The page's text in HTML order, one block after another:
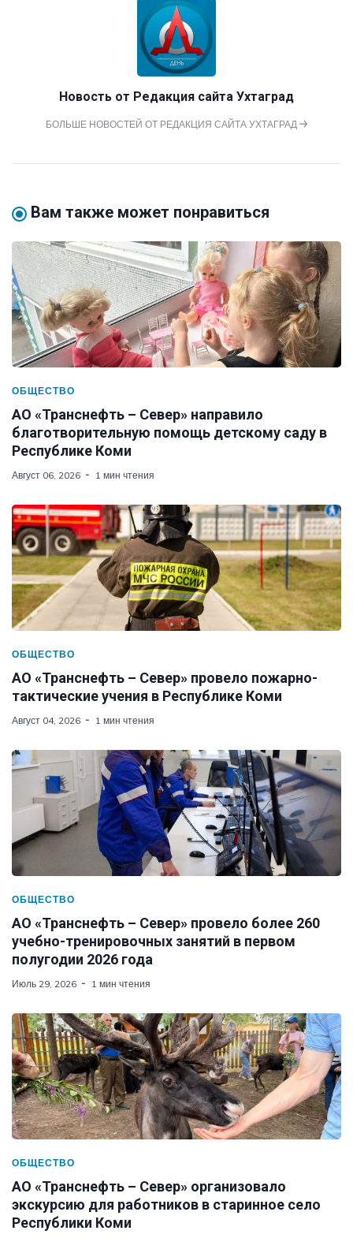
Новость от Редакция сайта Ухтаград
БОЛЬШЕ НОВОСТЕЙ ОТ РЕДАКЦИЯ САЙТА УХТАГРАД
Вам также может понравиться
ОБЩЕСТВО
АО «Транснефть – Север» направило
благотворительную помощь детскому саду в
Республике Коми
Август 06, 2026 1 мин чтения
ОБЩЕСТВО
АО «Транснефть – Север» провело пожарно-
тактические учения в Республике Коми
Август 04, 2026 1 мин чтения
ОБЩЕСТВО
АО «Транснефть – Север» провело более 260
учебно-тренировочных занятий в первом
полугодии 2026 года
Июль 29, 2026 1 мин чтения
ОБЩЕСТВО
АО «Транснефть – Север» организовало
экскурсию для работников в старинное село
Республики Коми